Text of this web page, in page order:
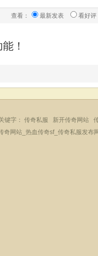
查看： 最新发表 看好评
！
键字： 传奇私服 新开传奇网站
奇网站_热血传奇sf_传奇私服发布